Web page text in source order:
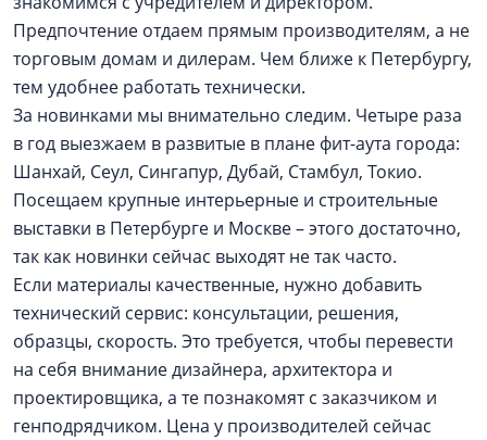
Предпочтение отдаем прямым производителям, а не
торговым домам и дилерам. Чем ближе к Петербургу,
тем удобнее работать технически.
За новинками мы внимательно следим. Четыре раза
в год выезжаем в развитые в плане фит-аута города:
Шанхай, Сеул, Сингапур, Дубай, Стамбул, Токио.
Посещаем крупные интерьерные и строительные
выставки в Петербурге и Москве – этого достаточно,
так как новинки сейчас выходят не так часто.
Если материалы качественные, нужно добавить
технический сервис: консультации, решения,
образцы, скорость. Это требуется, чтобы перевести
на себя внимание дизайнера, архитектора и
проектировщика, а те познакомят с заказчиком и
генподрядчиком. Цена у производителей сейчас